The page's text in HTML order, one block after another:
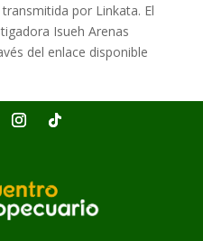
por Linkata. El
Isueh Arenas
del enlace disponible